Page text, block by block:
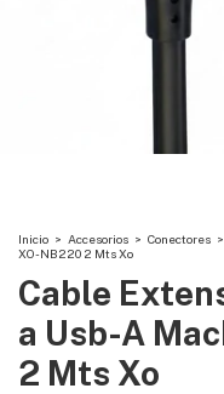
Inicio > Accesorios > Conectores >
XO-NB220 2 Mts Xo
Cable
a Usb-A
2 Mts Xo